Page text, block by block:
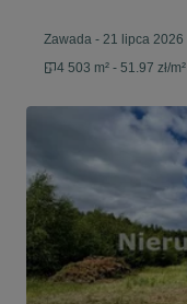
Zawada - 21 lipca 2026
4 503 m² - 51.97 zł/m²